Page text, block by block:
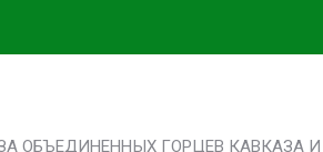
ОБЪЕДИНЕННЫХ ГОРЦЕВ КАВКАЗА